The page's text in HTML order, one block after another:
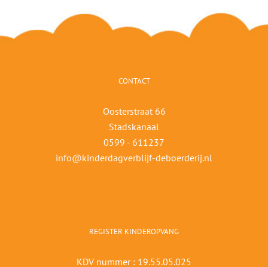
CONTACT
Oosterstraat 66
Stadskanaal
0599 - 611237
info@kinderdagverblijf-deboerderij.nl
REGISTER KINDEROPVANG
KDV nummer : 19.55.05.025